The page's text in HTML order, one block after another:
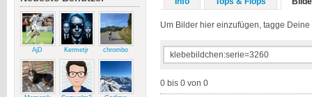
AjD Kermetjr chrombo
Um Bilder hier einzufügen, tagge Deine
0 bis 0 von 0